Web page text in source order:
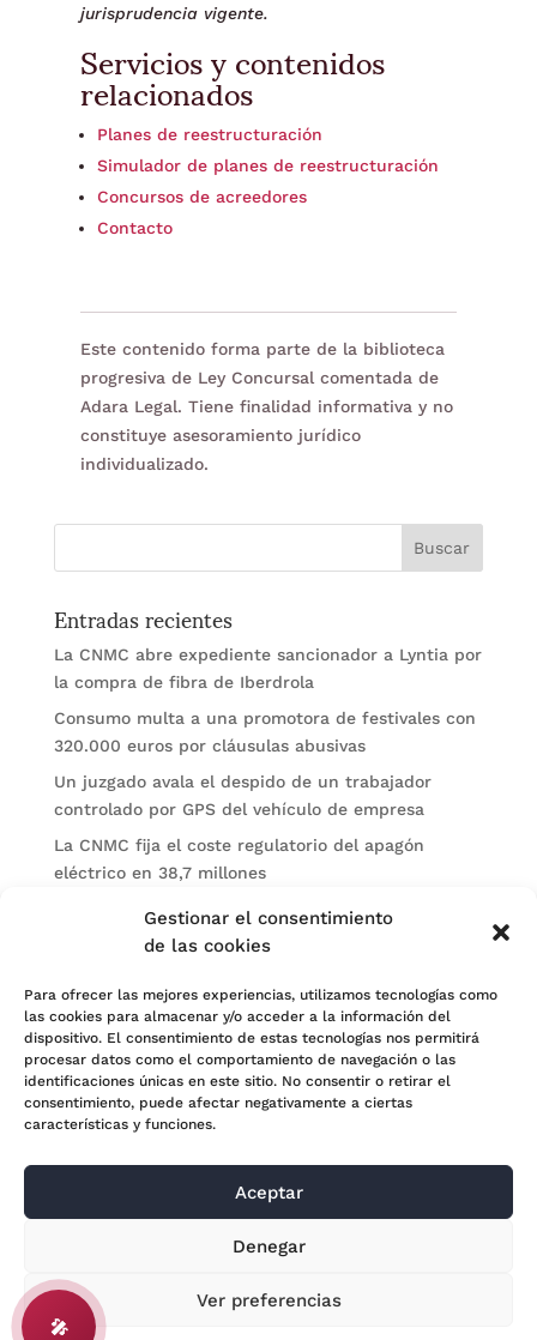
Gestionar el consentimiento
de las cookies
Para ofrecer las mejores experiencias, utilizamos tecnologías como
las cookies para almacenar y/o acceder a la información del
dispositivo. El consentimiento de estas tecnologías nos permitirá
procesar datos como el comportamiento de navegación o las
identificaciones únicas en este sitio. No consentir o retirar el
consentimiento, puede afectar negativamente a ciertas
características y funciones.
Aceptar
Denegar
Ver preferencias
jurisprudencia vigente.
Servicios y contenidos
relacionados
Planes de reestructuración
Simulador de planes de reestructuración
Concursos de acreedores
Contacto
Este contenido forma parte de la biblioteca
progresiva de Ley Concursal comentada de
Adara Legal. Tiene finalidad informativa y no
constituye asesoramiento jurídico
individualizado.
Entradas recientes
La CNMC abre expediente sancionador a Lyntia por
la compra de fibra de Iberdrola
Consumo multa a una promotora de festivales con
320.000 euros por cláusulas abusivas
Un juzgado avala el despido de un trabajador
controlado por GPS del vehículo de empresa
La CNMC fija el coste regulatorio del apagón
eléctrico en 38,7 millones
El BOE publica sanciones de la CNMV a Soltec y
Categorías
Actualidad
Noticias Jurídicas
Subastas
Aviso Legal
🎤